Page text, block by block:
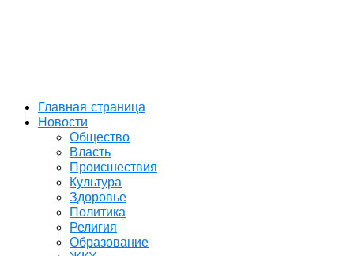
Главная страница
Новости
Общество
Власть
Происшествия
Культура
Здоровье
Политика
Религия
Образование